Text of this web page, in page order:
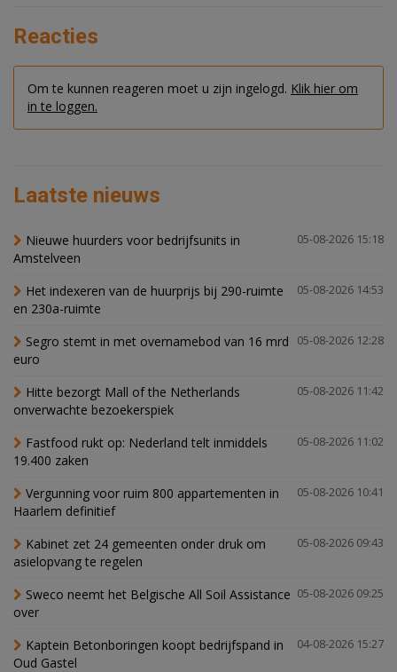
Reacties
Om te kunnen reageren moet u zijn ingelogd. Klik hier om
in te loggen.
Laatste nieuws
05-08-2026 15:18
Nieuwe huurders voor bedrijfsunits in
Amstelveen
05-08-2026 14:53
Het indexeren van de huurprijs bij 290-ruimte
en 230a-ruimte
05-08-2026 12:28
Segro stemt in met overnamebod van 16 mrd
euro
05-08-2026 11:42
Hitte bezorgt Mall of the Netherlands
onverwachte bezoekerspiek
05-08-2026 11:02
Fastfood rukt op: Nederland telt inmiddels
19.400 zaken
05-08-2026 10:41
Vergunning voor ruim 800 appartementen in
Haarlem definitief
05-08-2026 09:43
Kabinet zet 24 gemeenten onder druk om
asielopvang te regelen
05-08-2026 09:25
Sweco neemt het Belgische All Soil Assistance
over
04-08-2026 15:27
Kaptein Betonboringen koopt bedrijfspand in
Oud Gastel